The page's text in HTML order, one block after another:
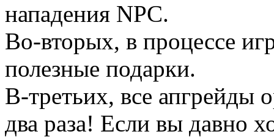
нападения NPC.
Во-вторых, в процессе
полезные подарки.
В-третьих, все апгрейды
два раза! Если вы давно